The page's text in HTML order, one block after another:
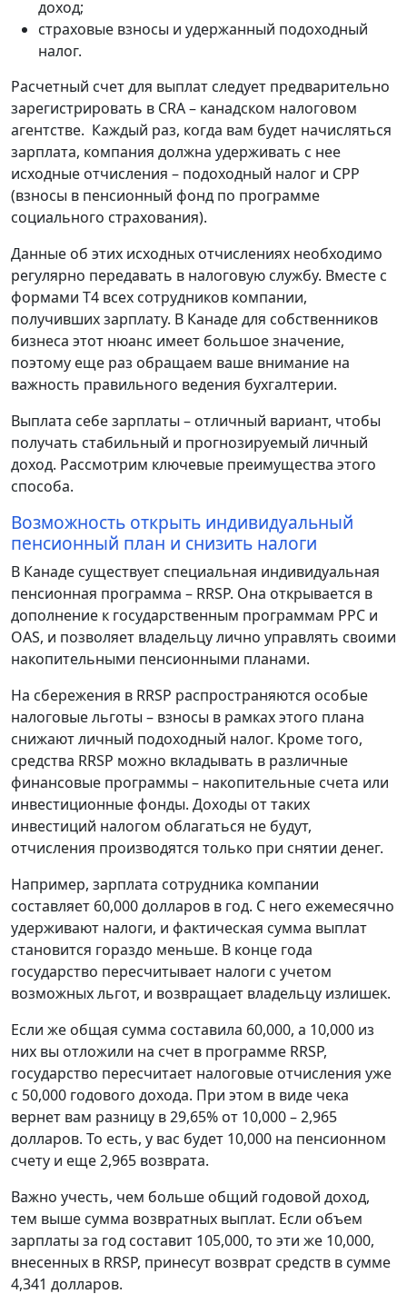
доход;
страховые взносы и удержанный подоходный
налог.
Расчетный счет для выплат следует предварительно
зарегистрировать в CRA – канадском налоговом
агентстве. Каждый раз, когда вам будет начисляться
зарплата, компания должна удерживать с нее
исходные отчисления – подоходный налог и CPP
(взносы в пенсионный фонд по программе
социального страхования).
Данные об этих исходных отчислениях необходимо
регулярно передавать в налоговую службу. Вместе с
формами Т4 всех сотрудников компании,
получивших зарплату. В Канаде для собственников
бизнеса этот нюанс имеет большое значение,
поэтому еще раз обращаем ваше внимание на
важность правильного ведения бухгалтерии.
Выплата себе зарплаты – отличный вариант, чтобы
получать стабильный и прогнозируемый личный
доход. Рассмотрим ключевые преимущества этого
способа.
Возможность открыть индивидуальный
пенсионный план и снизить налоги
В Канаде существует специальная индивидуальная
пенсионная программа – RRSP. Она открывается в
дополнение к государственным программам PPC и
OAS, и позволяет владельцу лично управлять своими
накопительными пенсионными планами.
На сбережения в RRSP распространяются особые
налоговые льготы – взносы в рамках этого плана
снижают личный подоходный налог. Кроме того,
средства RRSP можно вкладывать в различные
финансовые программы – накопительные счета или
инвестиционные фонды. Доходы от таких
инвестиций налогом облагаться не будут,
отчисления производятся только при снятии денег.
Например, зарплата сотрудника компании
составляет 60,000 долларов в год. С него ежемесячно
удерживают налоги, и фактическая сумма выплат
становится гораздо меньше. В конце года
государство пересчитывает налоги с учетом
возможных льгот, и возвращает владельцу излишек.
Если же общая сумма составила 60,000, а 10,000 из
них вы отложили на счет в программе RRSP,
государство пересчитает налоговые отчисления уже
с 50,000 годового дохода. При этом в виде чека
вернет вам разницу в 29,65% от 10,000 – 2,965
долларов. То есть, у вас будет 10,000 на пенсионном
счету и еще 2,965 возврата.
Важно учесть, чем больше общий годовой доход,
тем выше сумма возвратных выплат. Если объем
зарплаты за год составит 105,000, то эти же 10,000,
внесенных в RRSP, принесут возврат средств в сумме
4,341 долларов.